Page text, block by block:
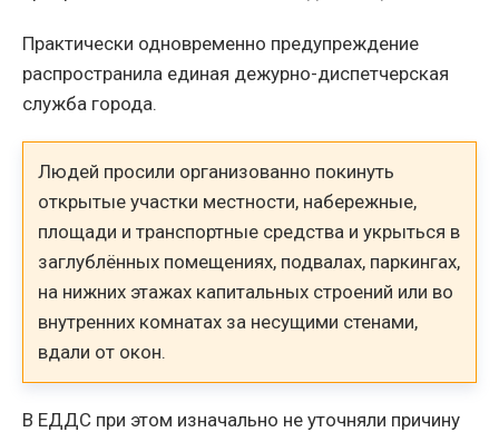
Практически одновременно предупреждение
распространила единая дежурно-диспетчерская
служба города.
Людей просили организованно покинуть
открытые участки местности, набережные,
площади и транспортные средства и укрыться в
заглублённых помещениях, подвалах, паркингах,
на нижних этажах капитальных строений или во
внутренних комнатах за несущими стенами,
вдали от окон.
В ЕДДС при этом изначально не уточняли причину